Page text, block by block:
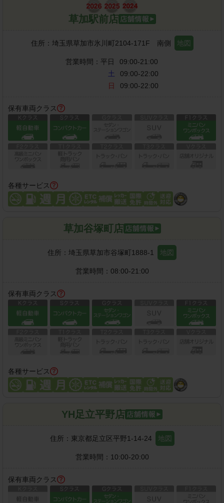
草加駅前店
住所： 埼玉県草加市氷川町2104-171F 南側 地図
営業時間： 平日
09:00-21:00
土
09:00-22:00
日
09:00-22:00
保有車両クラス
各種サービス
草加谷塚町店
住所： 埼玉県草加市谷塚町1888-1 地図
営業時間： 08:00-21:00
保有車両クラス
各種サービス
YH足立平野店
住所： 東京都足立区平野1-14-24 地図
営業時間： 10:00-20:00
保有車両クラス